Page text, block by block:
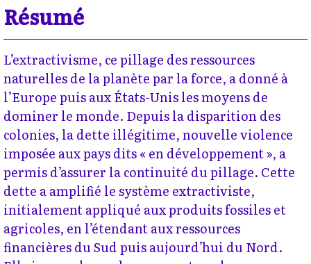
Résumé
L’extractivisme, ce pillage des ressources
naturelles de la planète par la force, a donné à
l’Europe puis aux États-Unis les moyens de
dominer le monde. Depuis la disparition des
colonies, la dette illégitime, nouvelle violence
imposée aux pays dits « en développement », a
permis d’assurer la continuité du pillage. Cette
dette a amplifié le système extractiviste,
initialement appliqué aux produits fossiles et
agricoles, en l’étendant aux ressources
financières du Sud puis aujourd’hui du Nord.